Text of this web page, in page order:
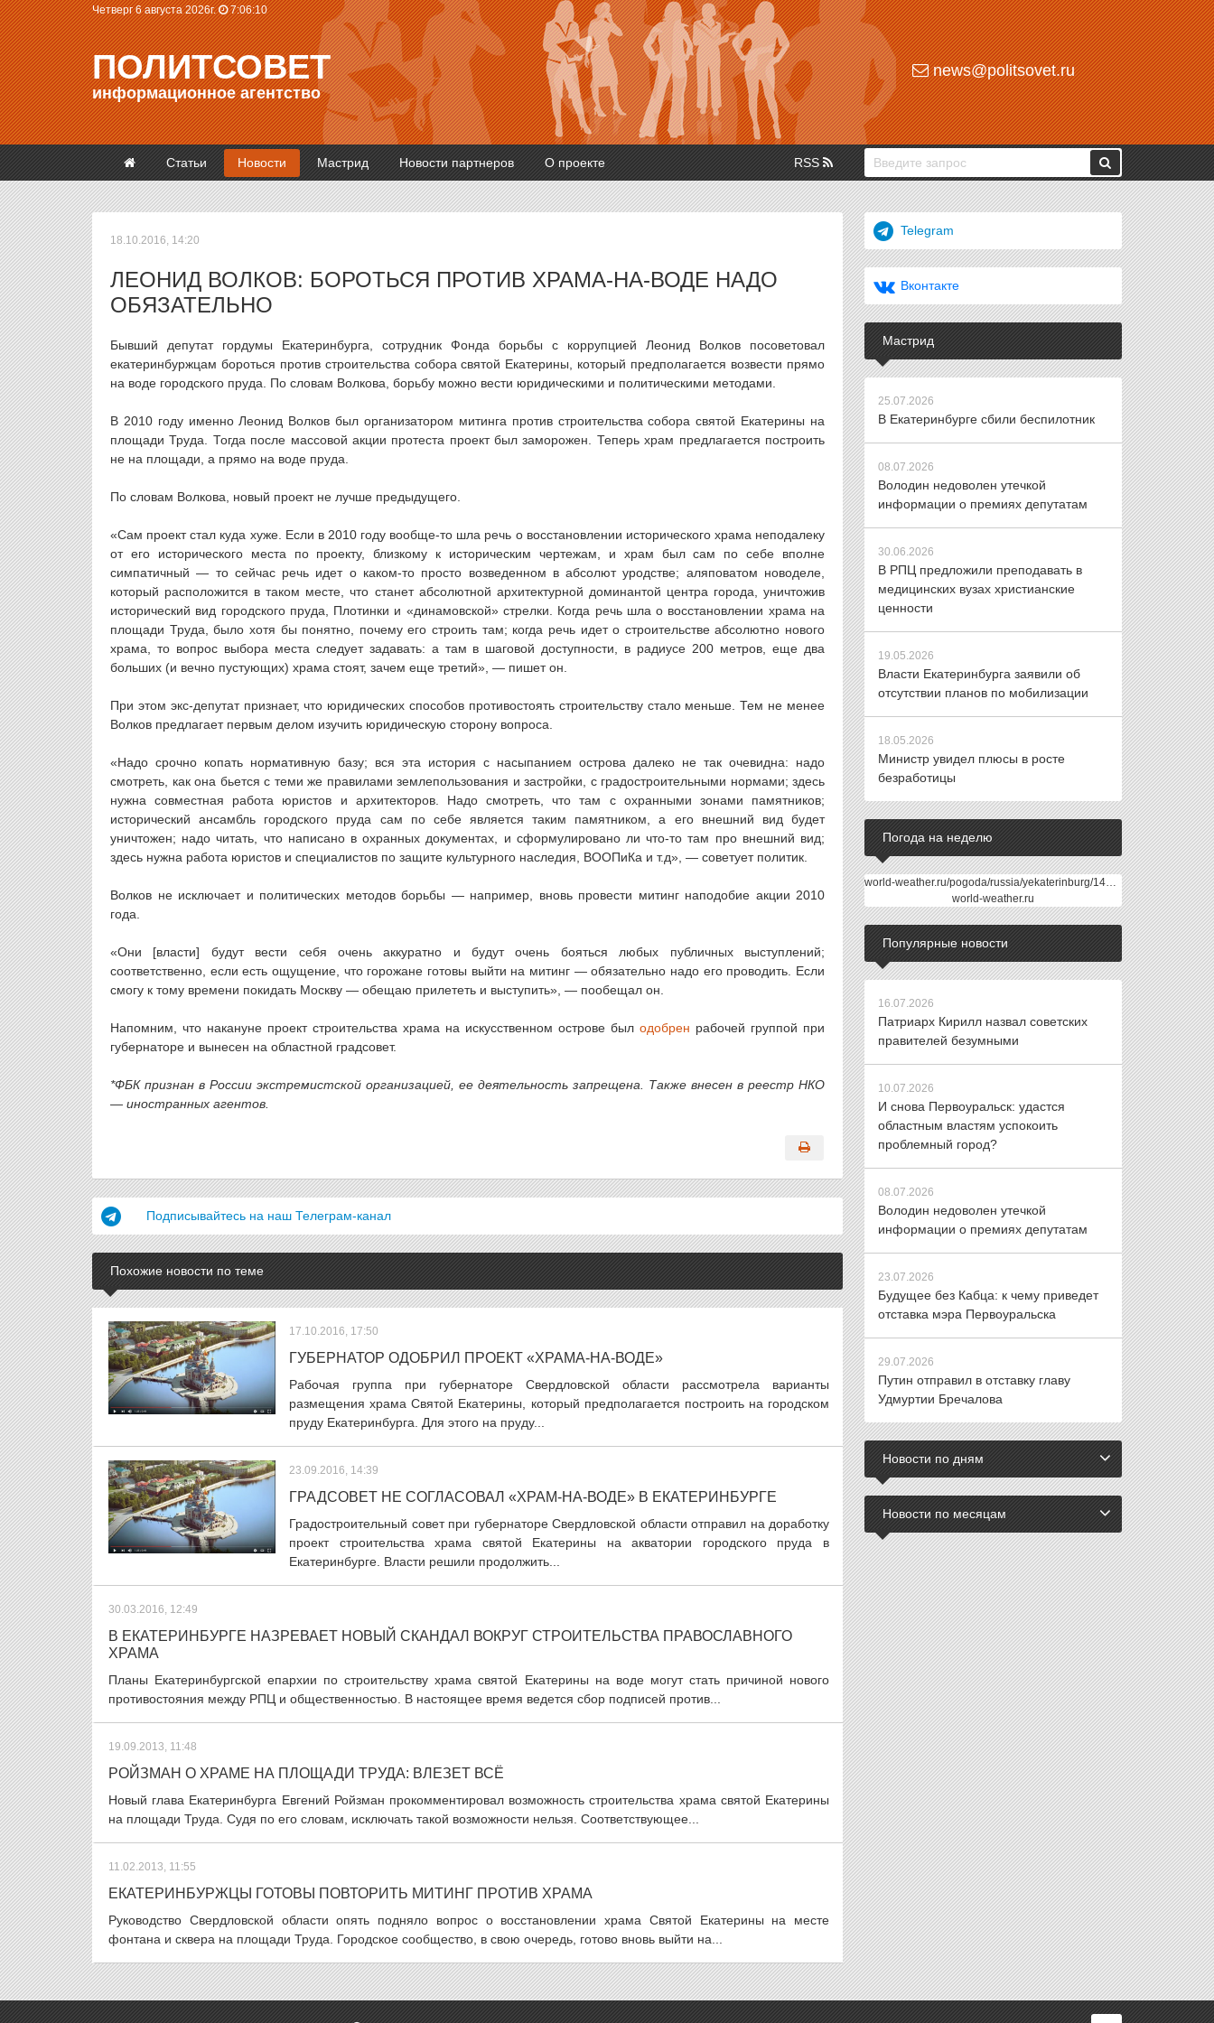
Четверг 6 августа 2026г. 7:06:10
ПОЛИТСОВЕТ
информационное агентство
news@politsovet.ru
Статьи Новости Мастрид Новости партнеров О проекте RSS
18.10.2016, 14:20
ЛЕОНИД ВОЛКОВ: БОРОТЬСЯ ПРОТИВ ХРАМА-НА-ВОДЕ НАДО
ОБЯЗАТЕЛЬНО
Бывший депутат гордумы Екатеринбурга, сотрудник Фонда борьбы с коррупцией Леонид Волков посоветовал
екатеринбуржцам бороться против строительства собора святой Екатерины, который предполагается возвести прямо
на воде городского пруда. По словам Волкова, борьбу можно вести юридическими и политическими методами.
В 2010 году именно Леонид Волков был организатором митинга против строительства собора святой Екатерины на
площади Труда. Тогда после массовой акции протеста проект был заморожен. Теперь храм предлагается построить
не на площади, а прямо на воде пруда.
По словам Волкова, новый проект не лучше предыдущего.
«Сам проект стал куда хуже. Если в 2010 году вообще-то шла речь о восстановлении исторического храма неподалеку
от его исторического места по проекту, близкому к историческим чертежам, и храм был сам по себе вполне
симпатичный — то сейчас речь идет о каком-то просто возведенном в абсолют уродстве; аляповатом новоделе,
который расположится в таком месте, что станет абсолютной архитектурной доминантой центра города, уничтожив
исторический вид городского пруда, Плотинки и «динамовской» стрелки. Когда речь шла о восстановлении храма на
площади Труда, было хотя бы понятно, почему его строить там; когда речь идет о строительстве абсолютно нового
храма, то вопрос выбора места следует задавать: а там в шаговой доступности, в радиусе 200 метров, еще два
больших (и вечно пустующих) храма стоят, зачем еще третий», — пишет он.
При этом экс-депутат признает, что юридических способов противостоять строительству стало меньше. Тем не менее
Волков предлагает первым делом изучить юридическую сторону вопроса.
«Надо срочно копать нормативную базу; вся эта история с насыпанием острова далеко не так очевидна: надо
смотреть, как она бьется с теми же правилами землепользования и застройки, с градостроительными нормами; здесь
нужна совместная работа юристов и архитекторов. Надо смотреть, что там с охранными зонами памятников;
исторический ансамбль городского пруда сам по себе является таким памятником, а его внешний вид будет
уничтожен; надо читать, что написано в охранных документах, и сформулировано ли что-то там про внешний вид;
здесь нужна работа юристов и специалистов по защите культурного наследия, ВООПиКа и т.д», — советует политик.
Волков не исключает и политических методов борьбы — например, вновь провести митинг наподобие акции 2010
года.
«Они [власти] будут вести себя очень аккуратно и будут очень бояться любых публичных выступлений;
соответственно, если есть ощущение, что горожане готовы выйти на митинг — обязательно надо его проводить. Если
смогу к тому времени покидать Москву — обещаю прилететь и выступить», — пообещал он.
Напомним, что накануне проект строительства храма на искусственном острове был одобрен рабочей группой при
губернаторе и вынесен на областной градсовет.
*ФБК признан в России экстремистской организацией, ее деятельность запрещена. Также внесен в реестр НКО
— иностранных агентов.
Подписывайтесь на наш Телеграм-канал
Похожие новости по теме
17.10.2016, 17:50
ГУБЕРНАТОР ОДОБРИЛ ПРОЕКТ «ХРАМА-НА-ВОДЕ»
Рабочая группа при губернаторе Свердловской области рассмотрела варианты
размещения храма Святой Екатерины, который предполагается построить на городском
пруду Екатеринбурга. Для этого на пруду...
23.09.2016, 14:39
ГРАДСОВЕТ НЕ СОГЛАСОВАЛ «ХРАМ-НА-ВОДЕ» В ЕКАТЕРИНБУРГЕ
Градостроительный совет при губернаторе Свердловской области отправил на доработку
проект строительства храма святой Екатерины на акватории городского пруда в
Екатеринбурге. Власти решили продолжить...
30.03.2016, 12:49
В ЕКАТЕРИНБУРГЕ НАЗРЕВАЕТ НОВЫЙ СКАНДАЛ ВОКРУГ СТРОИТЕЛЬСТВА ПРАВОСЛАВНОГО
ХРАМА
Планы Екатеринбургской епархии по строительству храма святой Екатерины на воде могут стать причиной нового
противостояния между РПЦ и общественностью. В настоящее время ведется сбор подписей против...
19.09.2013, 11:48
РОЙЗМАН О ХРАМЕ НА ПЛОЩАДИ ТРУДА: ВЛЕЗЕТ ВСЁ
Новый глава Екатеринбурга Евгений Ройзман прокомментировал возможность строительства храма святой Екатерины
на площади Труда. Судя по его словам, исключать такой возможности нельзя. Соответствующее...
11.02.2013, 11:55
ЕКАТЕРИНБУРЖЦЫ ГОТОВЫ ПОВТОРИТЬ МИТИНГ ПРОТИВ ХРАМА
Руководство Свердловской области опять подняло вопрос о восстановлении храма Святой Екатерины на месте
фонтана и сквера на площади Труда. Городское сообщество, в свою очередь, готово вновь выйти на...
Telegram
Вконтакте
Мастрид
25.07.2026
В Екатеринбурге сбили беспилотник
08.07.2026
Володин недоволен утечкой
информации о премиях депутатам
30.06.2026
В РПЦ предложили преподавать в
медицинских вузах христианские
ценности
19.05.2026
Власти Екатеринбурга заявили об
отсутствии планов по мобилизации
18.05.2026
Министр увидел плюсы в росте
безработицы
Погода на неделю
world-weather.ru/pogoda/russia/yekaterinburg/14days/
world-weather.ru
Популярные новости
16.07.2026
Патриарх Кирилл назвал советских
правителей безумными
10.07.2026
И снова Первоуральск: удастся
областным властям успокоить
проблемный город?
08.07.2026
Володин недоволен утечкой
информации о премиях депутатам
23.07.2026
Будущее без Кабца: к чему приведет
отставка мэра Первоуральска
29.07.2026
Путин отправил в отставку главу
Удмуртии Бречалова
Новости по дням
Новости по месяцам